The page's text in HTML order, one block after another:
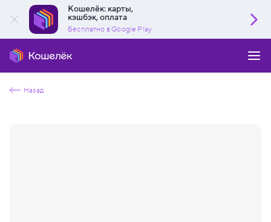
Кошелёк: карты,
кэшбэк, оплата
Бесплатно в Google Play
Назад